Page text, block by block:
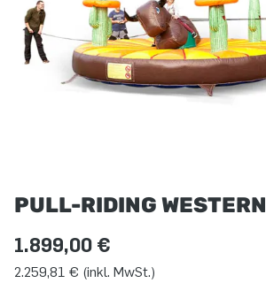
PULL-RIDING WESTERN
1.899,00 €
2.259,81 € (inkl. MwSt.)